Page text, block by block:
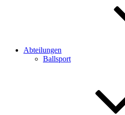
Abteilungen
Ballsport